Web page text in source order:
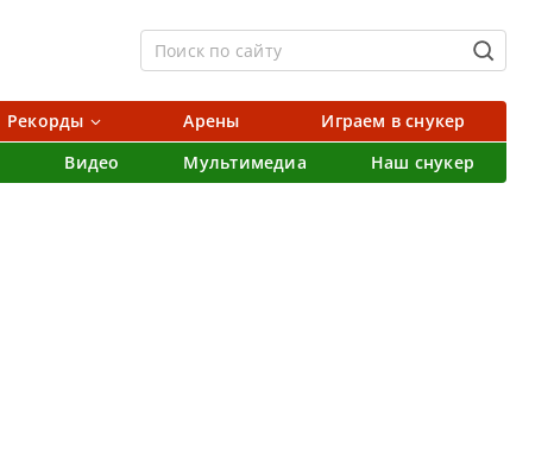
Рекорды Арены
Играем в снукер
Видео Мультимедиа Наш снукер